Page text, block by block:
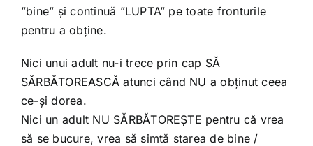
”bine” și continuă ”LUPTA” pe toate fronturile
pentru a obține.
Nici unui adult nu-i trece prin cap SĂ
SĂRBĂTOREASCĂ atunci când NU a obținut ceea
ce-și dorea.
Nici un adult NU SĂRBĂTOREȘTE pentru că vrea
să se bucure, vrea să simtă starea de bine /